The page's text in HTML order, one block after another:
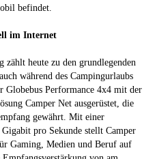
befindet.
im Internet
zählt heute zu den grundlegenden
während des Campingurlaubs
Globebus Performance 4x4 mit der
Camper Net ausgerüstet, die
gewährt. Mit einer
pro Sekunde stellt Camper
Gaming, Medien und Beruf auf